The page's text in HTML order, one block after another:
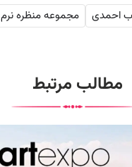
احمدی مجموعه منظره نرم
مطالب مرتبط